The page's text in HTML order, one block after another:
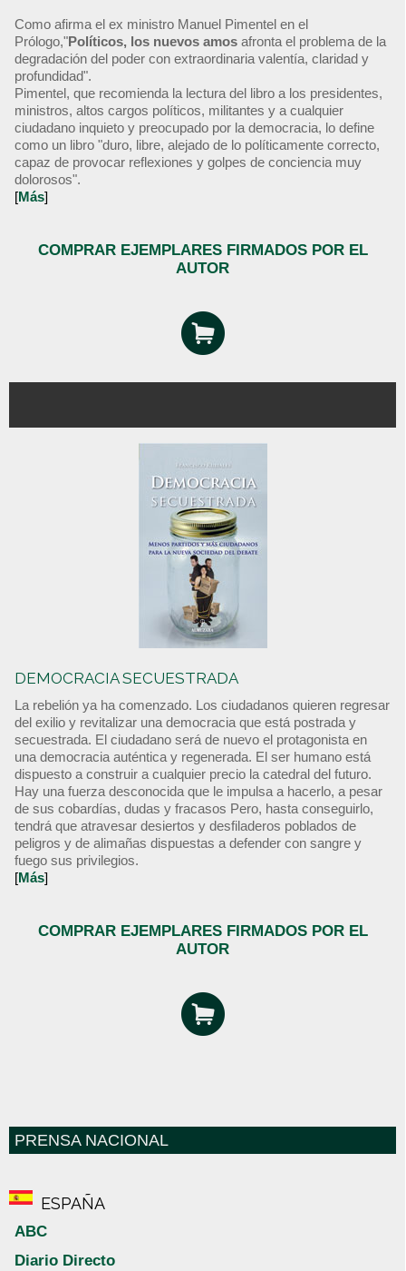
Como afirma el ex ministro Manuel Pimentel en el
Prólogo,"Políticos, los nuevos amos afronta el problema de la
degradación del poder con extraordinaria valentía, claridad y
profundidad".
Pimentel, que recomienda la lectura del libro a los presidentes,
ministros, altos cargos políticos, militantes y a cualquier
ciudadano inquieto y preocupado por la democracia, lo define
como un libro "duro, libre, alejado de lo políticamente correcto,
capaz de provocar reflexiones y golpes de conciencia muy
dolorosos".
[Más]
COMPRAR EJEMPLARES FIRMADOS POR EL
AUTOR
DEMOCRACIA SECUESTRADA
La rebelión ya ha comenzado. Los ciudadanos quieren regresar
del exilio y revitalizar una democracia que está postrada y
secuestrada. El ciudadano será de nuevo el protagonista en
una democracia auténtica y regenerada. El ser humano está
dispuesto a construir a cualquier precio la catedral del futuro.
Hay una fuerza desconocida que le impulsa a hacerlo, a pesar
de sus cobardías, dudas y fracasos Pero, hasta conseguirlo,
tendrá que atravesar desiertos y desfiladeros poblados de
peligros y de alimañas dispuestas a defender con sangre y
fuego sus privilegios.
[Más]
COMPRAR EJEMPLARES FIRMADOS POR EL
AUTOR
PRENSA NACIONAL
ESPAÑA
ABC
Diario Directo